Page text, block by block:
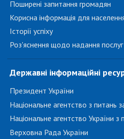
Поширені запитання громадян
Корисна інформація для
Історії успіху
Роз'яснення щодо надання
Державні інформаційні
Президент України
Національне агентство з питань
Національне агентство України
Верховна Рада України